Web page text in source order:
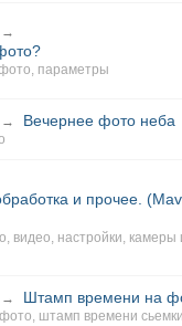
→
, параметры
→ Вечернее фото неба
и прочее.
, видео, настройки, камеры
→ Штамп времени на
фото, штамп времени